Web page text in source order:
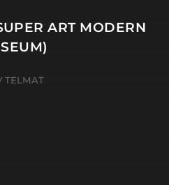
ART MODERN
TELMAT